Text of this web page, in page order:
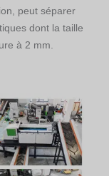
peut séparer
dont la taille
à 2 mm.